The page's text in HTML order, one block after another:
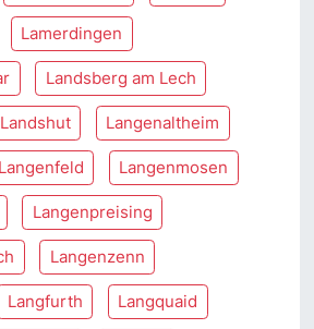
Lamerdingen
Landsberg am Lech
Landshut Langenaltheim
Langenfeld Langenmosen
Langenpreising
Langenzenn
Langfurth Langquaid